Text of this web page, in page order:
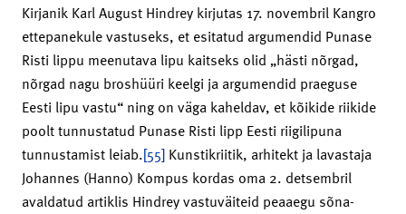
Kirjanik Karl August Hindrey kirjutas 17. novembril Kangro
ettepanekule vastuseks, et esitatud argumendid Punase
Risti lippu meenutava lipu kaitseks olid „hästi nõrgad,
nõrgad nagu broshüüri keelgi ja argumendid praeguse
Eesti lipu vastu“ ning on väga kaheldav, et kõikide riikide
poolt tunnustatud Punase Risti lipp Eesti riigilipuna
tunnustamist leiab.[55] Kunstikriitik, arhitekt ja lavastaja
Johannes (Hanno) Kompus kordas oma 2. detsembril
avaldatud artiklis Hindrey vastuväiteid peaaegu sõna-